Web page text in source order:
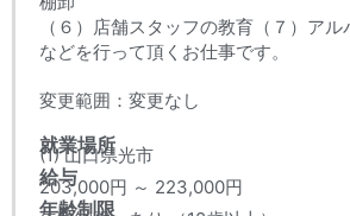
（６）店舗スタッフの教育（７）ア
などを行って頂くお仕事です。
変更範囲：変更なし
就業場所
(1) 山口県光市
給与
203,000円 ～ 223,000円
年齢制限